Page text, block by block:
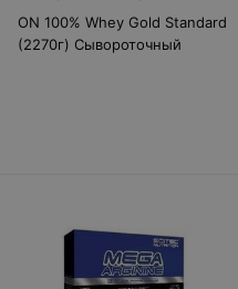
ON 100% Whey Gold Standard
(2270г) Сывороточный